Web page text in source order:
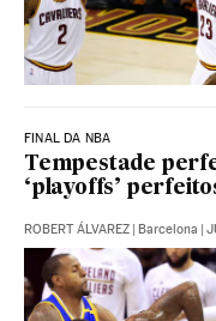
FINAL DA NBA
Tempestade
‘playoffs’
ROBERT ÁLVAREZ | Barcelona |